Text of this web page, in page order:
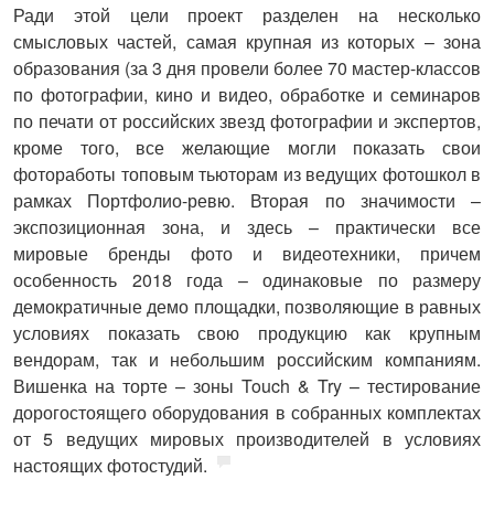
Ради этой цели проект разделен на несколько
смысловых частей, самая крупная из которых – зона
образования (за 3 дня провели более 70 мастер-классов
по фотографии, кино и видео, обработке и семинаров
по печати от российских звезд фотографии и экспертов,
кроме того, все желающие могли показать свои
фотоработы топовым тьюторам из ведущих фотошкол в
рамках Портфолио-ревю. Вторая по значимости –
экспозиционная зона, и здесь – практически все
мировые бренды фото и видеотехники, причем
особенность 2018 года – одинаковые по размеру
демократичные демо площадки, позволяющие в равных
условиях показать свою продукцию как крупным
вендорам, так и небольшим российским компаниям.
Вишенка на торте – зоны Touch & Try – тестирование
дорогостоящего оборудования в собранных комплектах
от 5 ведущих мировых производителей в условиях
настоящих фотостудий.